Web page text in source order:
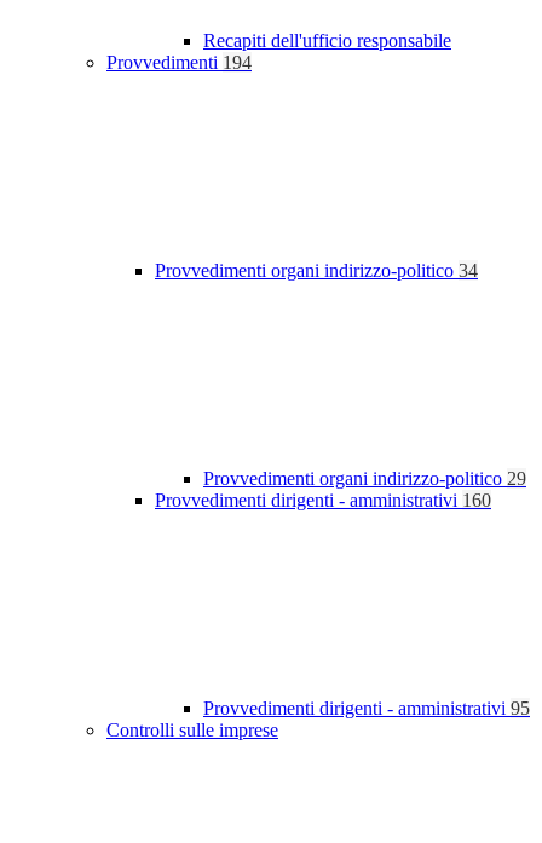
Recapiti dell'ufficio responsabile
Provvedimenti 194
Provvedimenti organi indirizzo-politico 34
Provvedimenti organi indirizzo-politico 29
Provvedimenti dirigenti - amministrativi 160
Provvedimenti dirigenti - amministrativi 95
Controlli sulle imprese